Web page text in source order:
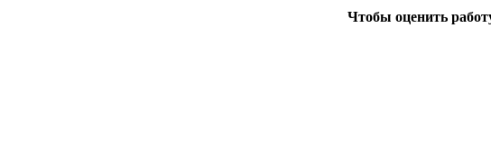
Чтобы оценить